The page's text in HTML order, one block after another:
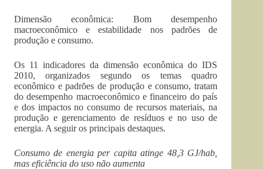
Dimensão econômica: Bom desempenho
macroeconômico e estabilidade nos padrões de
produção e consumo.
Os 11 indicadores da dimensão econômica do IDS
2010, organizados segundo os temas quadro
econômico e padrões de produção e consumo, tratam
do desempenho macroeconômico e financeiro do país
e dos impactos no consumo de recursos materiais, na
produção e gerenciamento de resíduos e no uso de
energia. A seguir os principais destaques.
Consumo de energia per capita atinge 48,3 GJ/hab,
mas eficiência do uso não aumenta